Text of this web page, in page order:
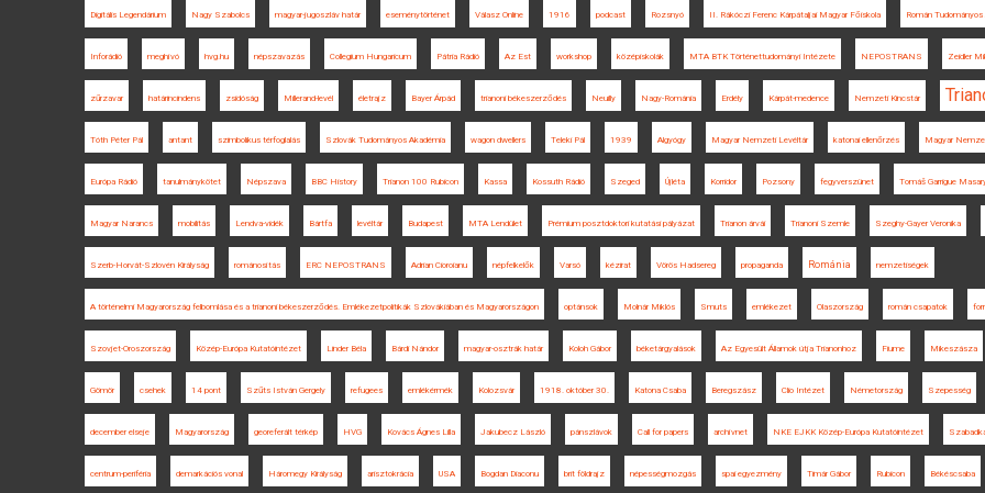
Digitális Legendárium Nagy Szabolcs magyar-jugoszláv határ eseménytörténet Válasz Online 1916 podcast Rozsnyó II. Rákóczi Ferenc Kárpátaljai Magyar Főiskola Román Tudományos
Inforádió meghívó hvg.hu népszavazás Collegium Hungaricum Pátria Rádió Az Est workshop középiskolák MTA BTK Történettudományi Intézete NEPOSTRANS Zeidler
zűrzavar határincindens zsidóság Millerand-levél életrajz Bayer Árpád trianoni békeszerződés Neuilly Nagy-Románia Erdély Kárpát-medence Nemzeti Kincstár
Tóth Péter Pál antant szimbolikus térfoglalás Szlovák Tudományos Akadémia wagon dwellers Teleki Pál 1939 Algyógy Magyar Nemzeti Levéltár katonai ellenőrzés Magyar
Európa Rádió tanulmánykötet Népszava BBC History Trianon 100 Rubicon Kassa Kossuth Rádió Szeged Újléta Korridor Pozsony fegyverszünet Tomáš Garrigue
Magyar Narancs mobilitás Lendva-vidék Bártfa levéltár Budapest MTA Lendület Prémium posztdoktori kutatási pályázat Trianon árvái Trianoni Szemle Szeghy-Gayer Veronika
Szerb-Horvát-Szlovén Királyság románosítás ERC NEPOSTRANS Adrian Cioroianu népfelkelők Varsó kézirat Vörös Hadsereg propaganda Románia nemzetiségek
A történelmi Magyarország felbomlása és a trianoni békeszerződés. Emlékezetpolitikák Szlovákiában és Magyarországon optánsok Molnár Miklós Smuts emlékezet Olaszország román csapatok
Szovjet-Oroszország Közép-Európa Kutatóintézet Linder Béla Bárdi Nándor magyar-osztrák határ Koloh Gábor béketárgyalások Az Egyesült Államok útja Trianonhoz Fiume Mikeszásza
Gömör csehek 14 pont Szűts István Gergely refugees emlékérmék Kolozsvár 1918. október 30. Katona Csaba Beregszász Clio Intézet Németország Szepesség
december elseje Magyarország georeferált térkép HVG Kovács Ágnes Lilla Jakubecz László pánszlávok Call for papers archívnet NKE EJKK Közép-Európa Kutatóintézet
centrum-periféria demarkációs vonal Háromegy Királyság arisztokrácia USA Bogdan Diaconu brit földrajz népességmozgás spai egyezmény Timár Gábor Rubicon Békéscsaba